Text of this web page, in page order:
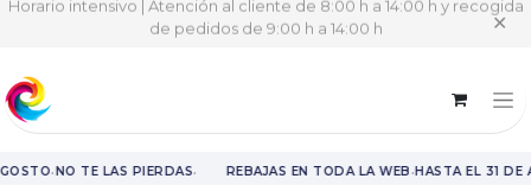
Horario intensivo | Atención al cliente de 8:00 h a 14:00 h y recogida
de pedidos de 9:00 h a 14:00 h
✕
·NO TE LAS PIERDAS· REBAJAS EN TODA LA WEB·HASTA EL 31 DE